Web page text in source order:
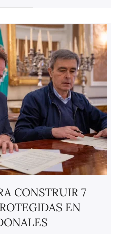
CONSTRUIR 7
EN